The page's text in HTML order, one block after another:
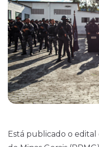
Está publicado o edital